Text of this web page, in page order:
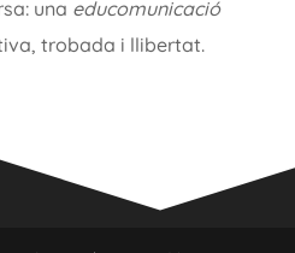
una educomunicació
trobada i llibertat.